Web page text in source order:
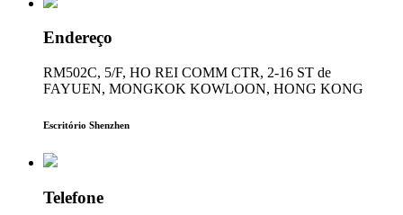
Endereço
RM502C, 5/F, HO REI COMM CTR, 2-16 ST de
FAYUEN, MONGKOK KOWLOON, HONG KONG
Escritório Shenzhen
Telefone